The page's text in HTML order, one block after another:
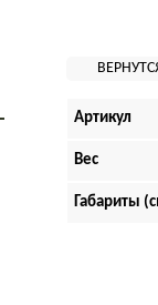
Артикул
Вес
Габариты